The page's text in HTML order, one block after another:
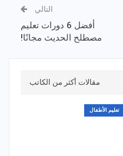
التالي
أفضل 6 دورات تعليم
مصطلح الحديث مجانًا!
مقالات أكثر من الكاتب
تعليم الأطفال